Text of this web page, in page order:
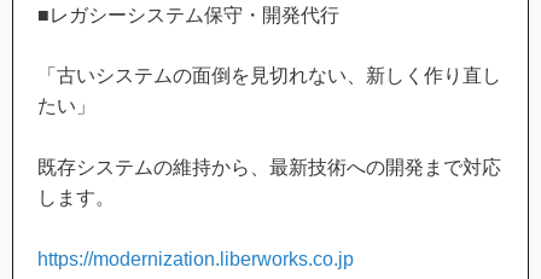
■レガシーシステム保守・開発代行
「古いシステムの面倒を見切れない、新しく作り直し
たい」
既存システムの維持から、最新技術への開発まで対応
します。
https://modernization.liberworks.co.jp